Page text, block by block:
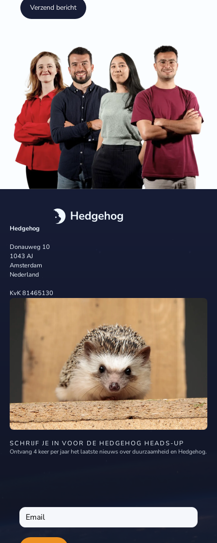
Verzend bericht
Hedgehog
Donauweg 10
1043 AJ
Amsterdam
Nederland
KvK 81465130
SCHRIJF JE IN VOOR DE HEDGEHOG HEADS-UP
Ontvang 4 keer per jaar het laatste nieuws over duurzaamheid en Hedgehog.